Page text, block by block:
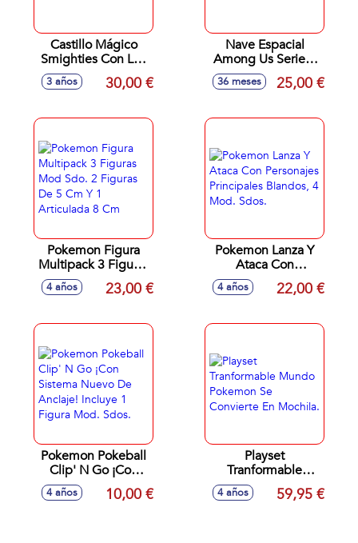
Castillo Mágico
Smighties Con Luz
Y Sonido
3 años 30,00 €
Nave Espacial
Among Us Serie 2
Incluye 3 Figuras
Exclusivas.
36 meses 25,00 €
Pokemon Figura
Multipack 3 Figuras
Mod Sdo. 2 Figuras
De 5 Cm Y 1
4 años 23,00 €
Pokemon Lanza Y
Ataca Con
Personajes
Principales
Sdos.
4 años 22,00 €
Pokemon Pokeball
Clip' N Go ¡Con
Sistema Nuevo De
Anclaje! Incluye 1
4 años 10,00 €
Playset
Tranformable
Mundo Pokemon
Se Convierte En
4 años 59,95 €